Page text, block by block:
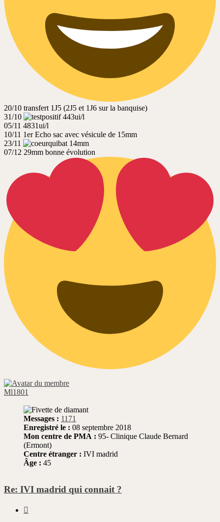
20/10 transfert 1J5 (2J5 et 1J6 sur la banquise)
31/10
443ui/l
05/11 4831ui/l
10/11 1er Echo sac avec vésicule de 15mm
23/11
14mm
07/12 29mm bonne évolution
Ml1801
Messages : 1171
Enregistré le : 08 septembre 2018
Mon centre de PMA : 95- Clinique Claude Bernard
(Ermont)
Centre étranger : IVI madrid
Âge : 45
Re: IVI madrid qui connait ?